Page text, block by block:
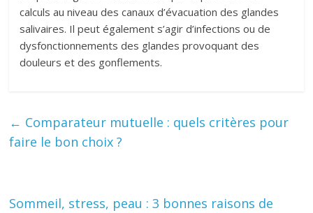
calculs au niveau des canaux d’évacuation des glandes
salivaires. Il peut également s’agir d’infections ou de
dysfonctionnements des glandes provoquant des
douleurs et des gonflements.
← Comparateur mutuelle : quels critères pour
faire le bon choix ?
Sommeil, stress, peau : 3 bonnes raisons de